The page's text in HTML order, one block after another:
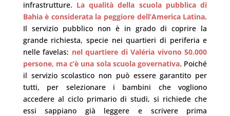
infrastrutture. La qualità della scuola pubblica di
Bahia è considerata la peggiore dell’America Latina.
Il servizio pubblico non è in grado di coprire la
grande richiesta, specie nei quartieri di periferia e
nelle favelas: nel quartiere di Valéria vivono 50.000
persone, ma c’è una sola scuola governativa. Poiché
il servizio scolastico non può essere garantito per
tutti, per selezionare i bambini che vogliono
accedere al ciclo primario di studi, si richiede che
essi sappiano già leggere e scrivere prima